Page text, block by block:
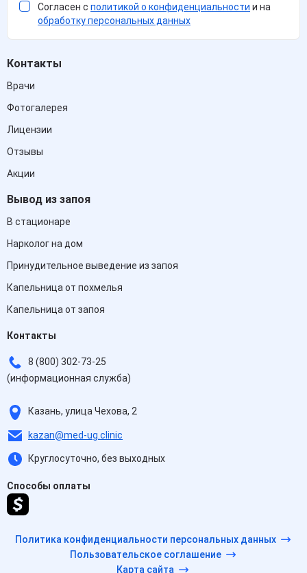
Согласен с политикой о конфиденциальности и на
обработку персональных данных
Контакты
Врачи
Фотогалерея
Лицензии
Отзывы
Акции
Вывод из запоя
В стационаре
Нарколог на дом
Принудительное выведение из запоя
Капельница от похмелья
Капельница от запоя
Контакты
8 (800) 302-73-25
(информационная служба)
Казань, улица Чехова, 2
kazan@med-ug.clinic
Круглосуточно, без выходных
Способы оплаты
Политика конфиденциальности персональных данных
Пользовательское соглашение
Карта сайта